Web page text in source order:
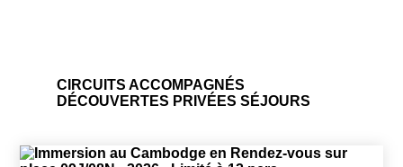
CIRCUITS ACCOMPAGNÉS
DÉCOUVERTES PRIVÉES SÉJOURS